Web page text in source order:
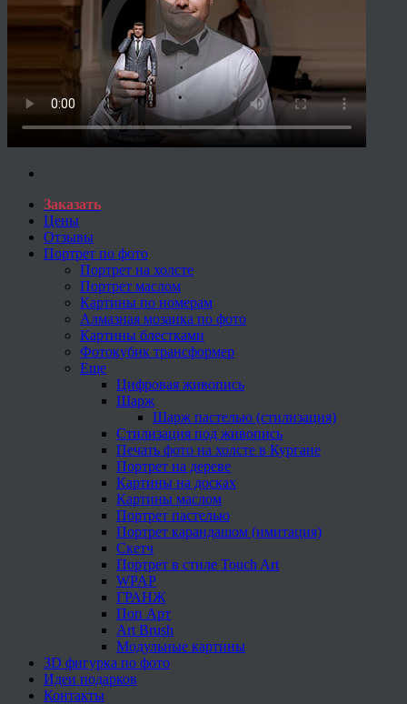
Заказать
Цены
Отзывы
Портрет по фото
Портрет на холсте
Портрет маслом
Картины по номерам
Алмазная мозаика по фото
Картины блестками
Фотокубик трансформер
Еще
Цифровая живопись
Шарж
Шарж пастелью (стилизация)
Стилизация под живопись
Печать фото на холсте в Кургане
Портрет на дереве
Картины на досках
Картины маслом
Портрет пастелью
Портрет карандашом (имитация)
Скетч
Портрет в стиле Touch Art
WPAP
ГРАНЖ
Поп Арт
Art Brush
Модульные картины
3D фигурка по фото
Идеи подарков
Контакты